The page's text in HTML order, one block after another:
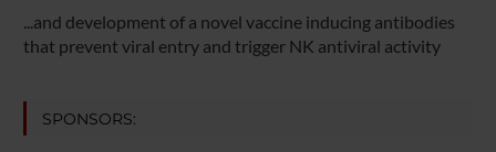
...and development of a novel vaccine inducing antibodies
that prevent viral entry and trigger NK antiviral activity
SPONSORS: